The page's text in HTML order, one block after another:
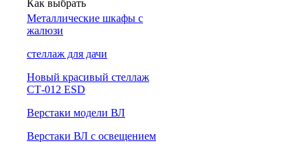
Как выбрать
Металлические шкафы с
жалюзи
cтеллаж для дачи
Новый красивый стеллаж
СТ-012 ESD
Верстаки модели ВЛ
Верстаки ВЛ с освещением